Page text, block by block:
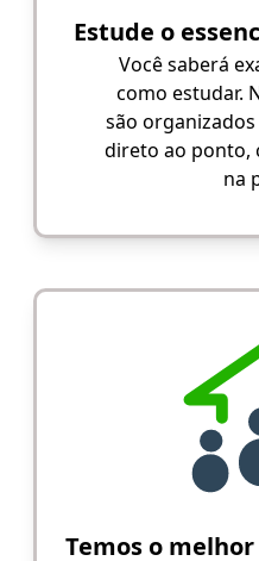
Estude o
Você saberá
como estudar.
são
direto ao ponto,
na
Temos o